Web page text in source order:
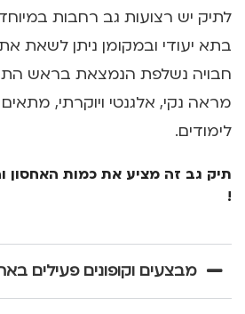
לתיק יש רצועות גב רחבות
בתא יעודי ובמקומן ניתן לשאת
חבויה נשלפת הנמצאת בראש
מראה נקי, אלגנטי ויוקרתי,
לימודים.
תיק גב זה מציע את כמות האחסון
!
מבצעים וקופונים פעילים